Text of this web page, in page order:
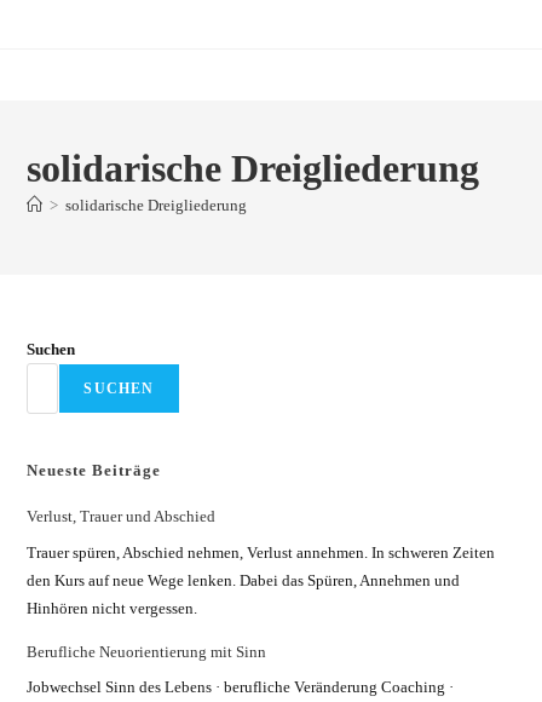
solidarische Dreigliederung
> solidarische Dreigliederung
Suchen
SUCHEN
Neueste Beiträge
Verlust, Trauer und Abschied
Trauer spüren, Abschied nehmen, Verlust annehmen. In schweren Zeiten
den Kurs auf neue Wege lenken. Dabei das Spüren, Annehmen und
Hinhören nicht vergessen.
Berufliche Neuorientierung mit Sinn
Jobwechsel Sinn des Lebens · berufliche Veränderung Coaching ·